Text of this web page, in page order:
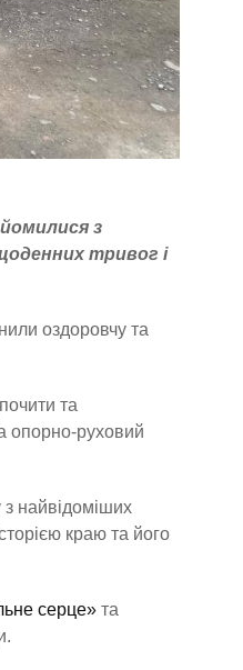
з
тривог і
оздоровчу та
та
опорно-руховий
найвідоміших
краю та його
серце»та